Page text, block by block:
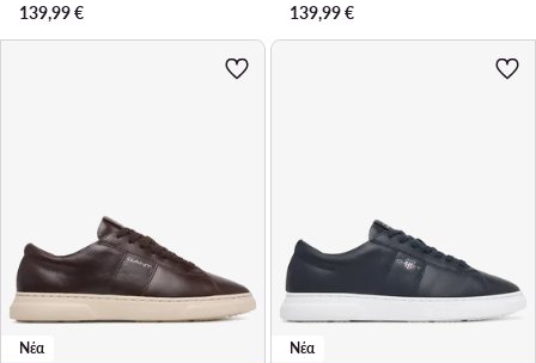
139,99€
139,99€
Νέα Νέα